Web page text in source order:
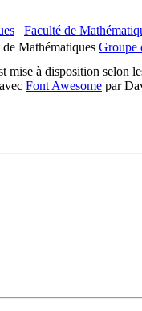
Faculté de
Mathématiques Groupe
mise à disposition selon
Font Awesome par